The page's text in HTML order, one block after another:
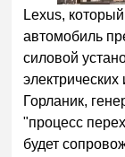
Lexus,
автомобиль
силовой
Горланик,
"процесс
будет